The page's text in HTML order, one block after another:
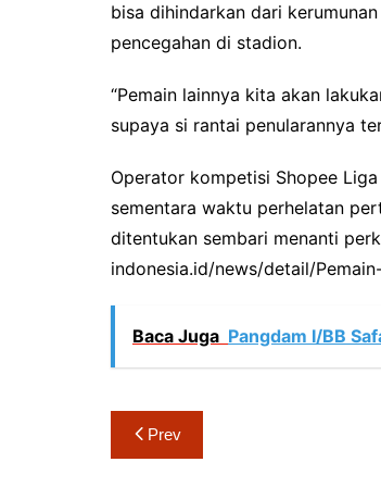
bisa dihindarkan dari
pencegahan di stadion.
“Pemain lainnya kita akan
supaya si rantai penularannya
Operator kompetisi Shopee
sementara waktu perhelatan
ditentukan sembari menanti
indonesia.id/news/detail/
Baca Juga Pangdam I/BB
Navigasi
pos
Prev